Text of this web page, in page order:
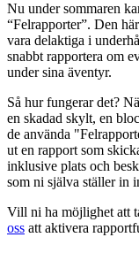
Nu under sommaren
“Felrapporter”. Den
vara delaktiga i
snabbt rapportera om
under sina äventyr.
Så hur fungerar det?
en skadad skylt, en
de använda
ut en rapport som
inklusive plats och
som ni själva ställer in
Vill ni ha möjlighet att
oss att aktivera